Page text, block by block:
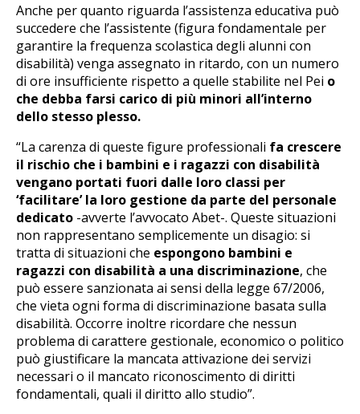
Anche per quanto riguarda l’assistenza educativa può
succedere che l’assistente (figura fondamentale per
garantire la frequenza scolastica degli alunni con
disabilità) venga assegnato in ritardo, con un numero
di ore insufficiente rispetto a quelle stabilite nel Pei o
che debba farsi carico di più minori all’interno
dello stesso plesso.
“La carenza di queste figure professionali fa crescere
il rischio che i bambini e i ragazzi con disabilità
vengano portati fuori dalle loro classi per
‘facilitare’ la loro gestione da parte del personale
dedicato -avverte l’avvocato Abet-. Queste situazioni
non rappresentano semplicemente un disagio: si
tratta di situazioni che espongono bambini e
ragazzi con disabilità a una discriminazione, che
può essere sanzionata ai sensi della legge 67/2006,
che vieta ogni forma di discriminazione basata sulla
disabilità. Occorre inoltre ricordare che nessun
problema di carattere gestionale, economico o politico
può giustificare la mancata attivazione dei servizi
necessari o il mancato riconoscimento di diritti
fondamentali, quali il diritto allo studio”.